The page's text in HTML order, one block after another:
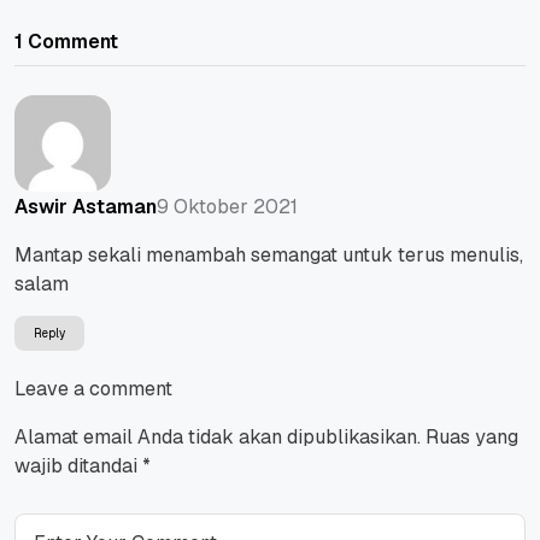
1 Comment
Aswir Astaman9 Oktober 2021
Mantap sekali menambah semangat untuk terus menulis,
salam
Reply
Leave a comment
Alamat email Anda tidak akan dipublikasikan. Ruas yang
wajib ditandai *